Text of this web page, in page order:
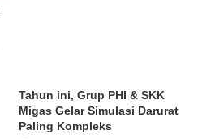
Tahun ini, Grup PHI & SKK
Migas Gelar Simulasi Darurat
Paling Kompleks